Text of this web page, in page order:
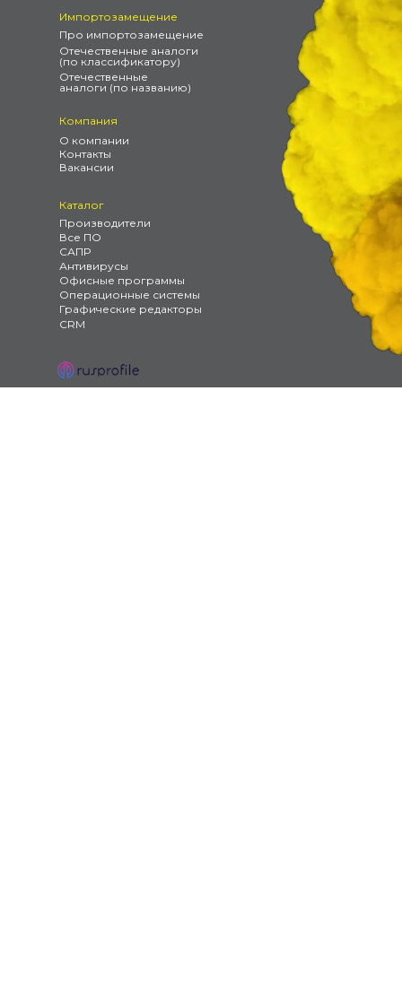
Все ПО
Производители
Антивирусы
Офисные программы
Каталог
Операционные системы
САПР
Графические редакторы
Отечественные
аналоги (по названию)
Про импортозамещение
Импортозамещение
Отечественные аналоги
(по классификатору)
Контакты
О компании
Компания
Вакансии
CRM